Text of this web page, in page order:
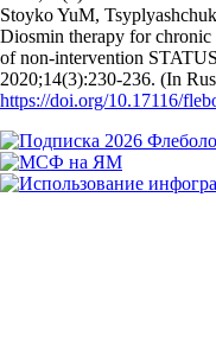
Stoyko YuM,
Diosmin therapy for chronic
of non-intervention
2020;14(3):230‑236. (In
https://doi.org/10.17116/